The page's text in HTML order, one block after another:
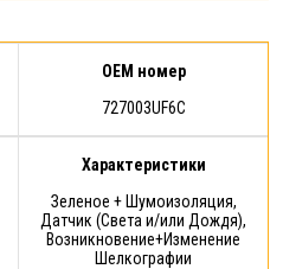
OEM номер
727003UF6C
Характеристики
Зеленое + Шумоизоляция,
Датчик (Света и/или Дождя),
Возникновение+Изменение
Шелкографии